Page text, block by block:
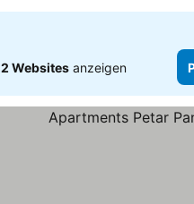
2 Websites anzeigen